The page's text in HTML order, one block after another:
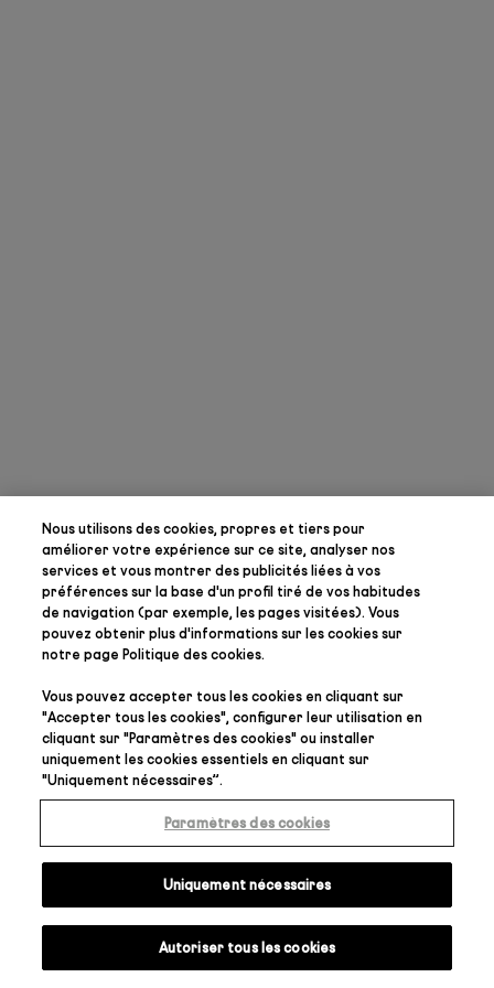
Nous utilisons des cookies, propres et tiers pour
améliorer votre expérience sur ce site, analyser nos
services et vous montrer des publicités liées à vos
préférencessur la base d'un profil tiré de vos habitudes
de navigation (par exemple, les pages visitées). Vous
pouvez obtenir plus d'informations sur les cookies sur
notre pagePolitique des cookies.
Vous pouvez accepter tous les cookies en cliquant sur
"Accepter tous les cookies", configurer leur utilisation en
cliquant sur "Paramètres des cookies" ou installer
uniquement les cookies essentiels en cliquant sur
"Uniquement nécessaires”.
Paramètres des cookies
Uniquement nécessaires
Autoriser tous les cookies